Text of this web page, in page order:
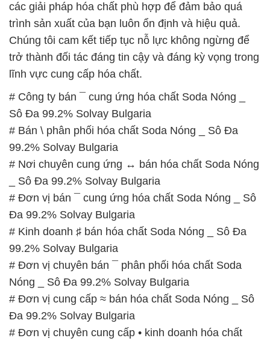
các giải pháp hóa chất phù hợp để đảm bảo quá
trình sản xuất của bạn luôn ổn định và hiệu quả.
Chúng tôi cam kết tiếp tục nỗ lực không ngừng để
trở thành đối tác đáng tin cậy và đáng kỳ vọng trong
lĩnh vực cung cấp hóa chất.
# Công ty bán ¯ cung ứng hóa chất Soda Nóng _
Sô Đa 99.2% Solvay Bulgaria
# Bán \ phân phối hóa chất Soda Nóng _ Sô Đa
99.2% Solvay Bulgaria
# Nơi chuyên cung ứng ↔ bán hóa chất Soda Nóng
_ Sô Đa 99.2% Solvay Bulgaria
# Đơn vị bán ¯ cung ứng hóa chất Soda Nóng _ Sô
Đa 99.2% Solvay Bulgaria
# Kinh doanh ♯ bán hóa chất Soda Nóng _ Sô Đa
99.2% Solvay Bulgaria
# Đơn vị chuyên bán ¯ phân phối hóa chất Soda
Nóng _ Sô Đa 99.2% Solvay Bulgaria
# Đơn vị cung cấp ≈ bán hóa chất Soda Nóng _ Sô
Đa 99.2% Solvay Bulgaria
# Đơn vị chuyên cung cấp • kinh doanh hóa chất